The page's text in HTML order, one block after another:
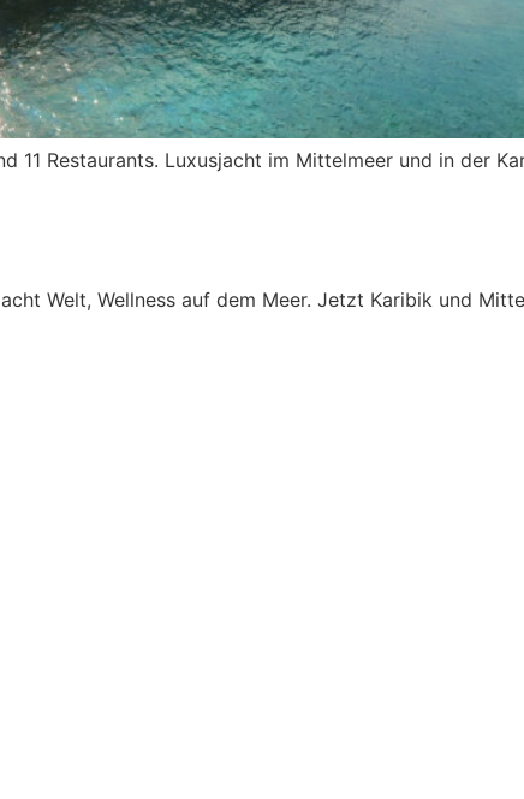
11 Restaurants. Luxusjacht im Mittelmeer und in der
Welt, Wellness auf dem Meer. Jetzt Karibik und